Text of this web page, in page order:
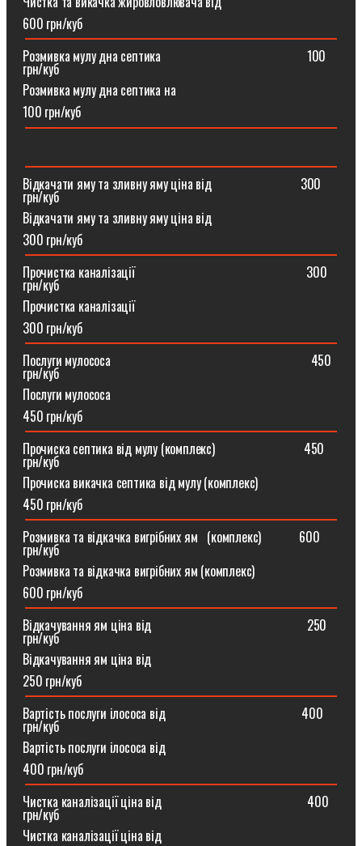
600 грн/куб
Розмивка мулу дна септика ⠀⠀⠀⠀⠀⠀⠀⠀⠀⠀⠀⠀⠀⠀⠀100
грн/куб
Розмивка мулу дна септика на
100 грн/куб
Відкачати яму та зливну яму ціна від ⠀⠀⠀⠀⠀⠀⠀⠀⠀300
грн/куб
Відкачати яму та зливну яму ціна від
300 грн/куб
Прочистка каналізації⠀⠀⠀⠀⠀⠀⠀⠀⠀⠀⠀⠀⠀⠀⠀⠀⠀⠀300
грн/куб
Прочистка каналізації
300 грн/куб
Послуги мулососа⠀⠀⠀⠀⠀⠀⠀⠀⠀⠀⠀⠀⠀⠀⠀⠀⠀⠀⠀⠀⠀450
грн/куб
Послуги мулососа
450 грн/куб
Прочиска септика від мулу (комплекс) ⠀⠀⠀⠀⠀⠀⠀⠀⠀450
грн/куб
Прочиска викачка септика від мулу (комплекс)
450 грн/куб
Розмивка та відкачка вигрібних ям⠀(комплекс)⠀⠀⠀⠀600
грн/куб
Розмивка та відкачка вигрібних ям (комплекс)⠀
600 грн/куб
Відкачування ям ціна від ⠀⠀⠀⠀⠀⠀⠀⠀⠀⠀⠀⠀⠀⠀⠀⠀250
грн/куб
Відкачування ям ціна від
250 грн/куб
Вартість послуги ілососа від ⠀⠀⠀⠀⠀⠀⠀⠀⠀⠀⠀⠀⠀⠀400
грн/куб
Вартість послуги ілососа від
400 грн/куб
Чистка каналізації ціна від ⠀⠀⠀⠀⠀⠀⠀⠀⠀⠀⠀⠀⠀⠀⠀400
грн/куб
Чистка каналізації ціна від